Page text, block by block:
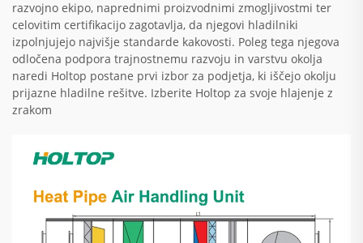
razvojno ekipo, naprednimi proizvodnimi zmogljivostmi ter
celovitim certifikacijo zagotavlja, da njegovi hladilniki
izpolnjujejo najvišje standarde kakovosti. Poleg tega njegova
odločena podpora trajnostnemu razvoju in varstvu okolja
naredi Holtop postane prvi izbor za podjetja, ki iščejo okolju
prijazne hladilne rešitve. Izberite Holtop za svoje hlajenje z
zrakom